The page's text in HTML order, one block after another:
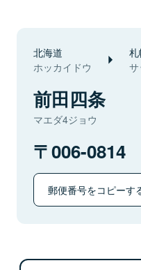
北海道
ホッカイドウ
前田四条
マエダ4ジョウ
006-0814
郵便番号をコピーす